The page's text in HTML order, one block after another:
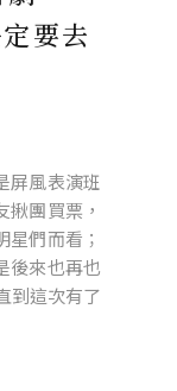
要去
屏風表演班
團買票，
們而看；
後來也再也
到這次有了